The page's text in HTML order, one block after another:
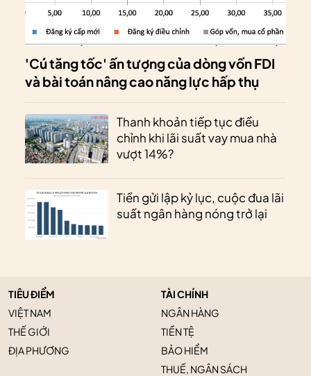
'Cú tăng tốc' ấn tượng của dòng vốn FDI
và bài toán nâng cao năng lực hấp thụ
Thanh khoản tiếp tục điều
chỉnh khi lãi suất vay mua nhà
vượt 14%?
Tiền gửi lập kỷ lục, cuộc đua lãi
suất ngân hàng nóng trở lại
TIÊU ĐIỂM
VIỆT NAM
THẾ GIỚI
ĐỊA PHƯƠNG
TÀI CHÍNH
NGÂN HÀNG
TIỀN TỆ
BẢO HIỂM
THUẾ, NGÂN SÁCH